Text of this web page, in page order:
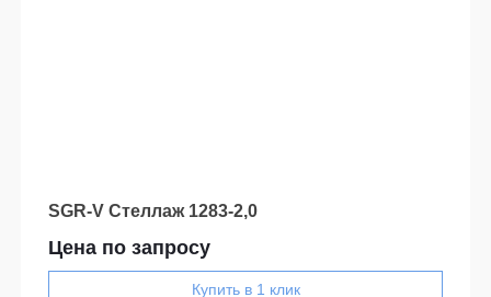
SGR-V Стеллаж 1283-2,0
Цена по запросу